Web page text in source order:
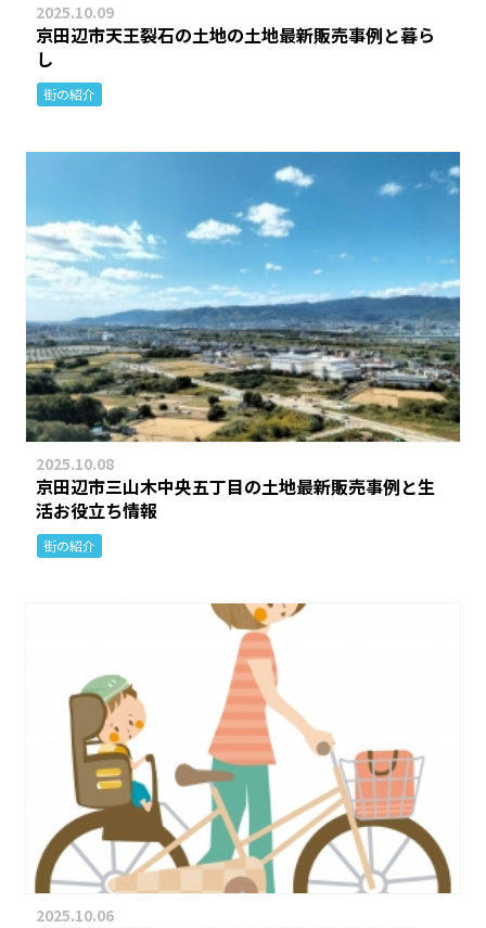
2025.10.09
京田辺市天王裂石の土地の土地最新販売事例と暮ら
し
街の紹介
2025.10.08
京田辺市三山木中央五丁目の土地最新販売事例と生
活お役立ち情報
街の紹介
2025.10.06